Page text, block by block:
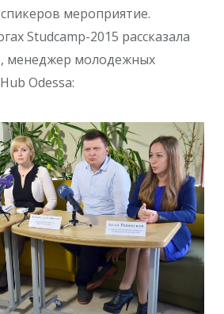
мероприятие.
Studcamp-2015 рассказала
менеджер молодежных
Odessa: